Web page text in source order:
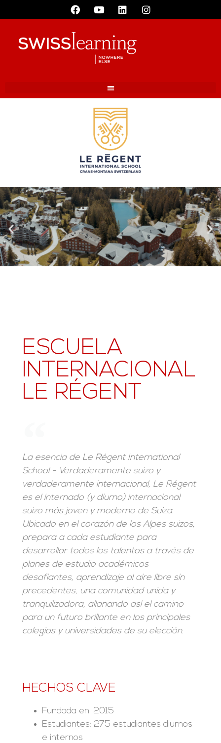
ESCUELA
INTERNACIONAL
LE RÉGENT
La esencia de Le Régent International
School - Verdaderamente suizo y
verdaderamente internacional, Le Régent
es el internado (y diurno) internacional
suizo más joven y moderno de Suiza.
Ubicado en el corazón de los Alpes suizos,
prepara a cada estudiante para
desarrollar todos los talentos a través de
planes de estudio académicos
desafiantes, aprendizaje al aire libre sin
precedentes, una comunidad unida y
tranquilizadora, allanando así el camino
para un futuro brillante en los principales
colegios y universidades de su elección.
HECHOS CLAVE
Fundada en: 2015
Estudiantes: 275 estudiantes diurnos
e internos